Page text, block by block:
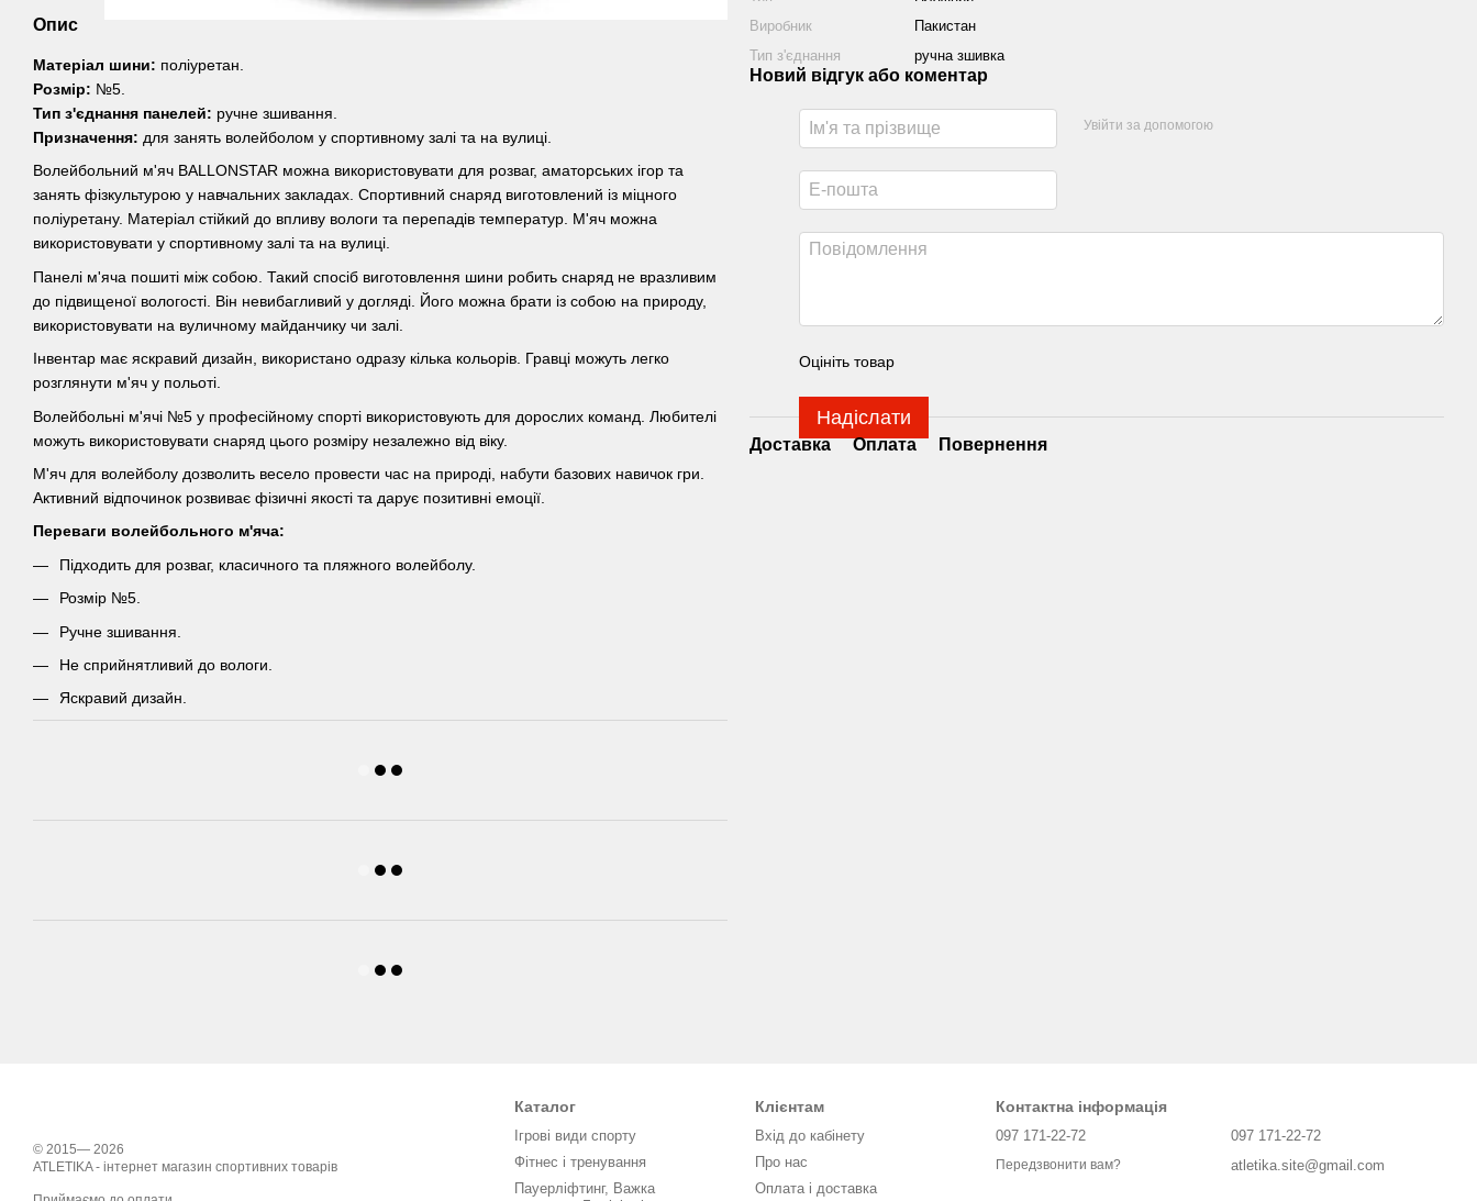
Опис
Матеріал шини: поліуретан.
Розмір: №5.
Тип з'єднання панелей: ручне зшивання.
Призначення: для занять волейболом у спортивному залі та на вулиці.
Волейбольний м'яч BALLONSTAR можна використовувати для розваг, аматорських ігор та
занять фізкультурою у навчальних закладах. Спортивний снаряд виготовлений із міцного
поліуретану. Матеріал стійкий до впливу вологи та перепадів температур. М'яч можна
використовувати у спортивному залі та на вулиці.
Панелі м'яча пошиті між собою. Такий спосіб виготовлення шини робить снаряд не вразливим
до підвищеної вологості. Він невибагливий у догляді. Його можна брати із собою на природу,
використовувати на вуличному майданчику чи залі.
Інвентар має яскравий дизайн, використано одразу кілька кольорів. Гравці можуть легко
розглянути м'яч у польоті.
Волейбольні м'ячі №5 у професійному спорті використовують для дорослих команд. Любителі
можуть використовувати снаряд цього розміру незалежно від віку.
М'яч для волейболу дозволить весело провести час на природі, набути базових навичок гри.
Активний відпочинок розвиває фізичні якості та дарує позитивні емоції.
Переваги волейбольного м'яча:
Підходить для розваг, класичного та пляжного волейболу.
Розмір №5.
Ручне зшивання.
Не сприйнятливий до вологи.
Яскравий дизайн.
Виробник
Пакистан
Тип з'єднання
ручна зшивка
Новий відгук або коментар
Увійти за допомогою
Оцініть товар
Надіслати
Доставка Оплата Повернення
© 2015— 2026
ATLETIKA - інтернет магазин спортивних товарів
Каталог
Ігрові види спорту
Фітнес і тренування
Пауерліфтинг, Важка
Клієнтам
Вхід до кабінету
Про нас
Оплата і доставка
Контактна інформація
097 171-22-72
Передзвонити вам?
097 171-22-72
atletika.site@gmail.com